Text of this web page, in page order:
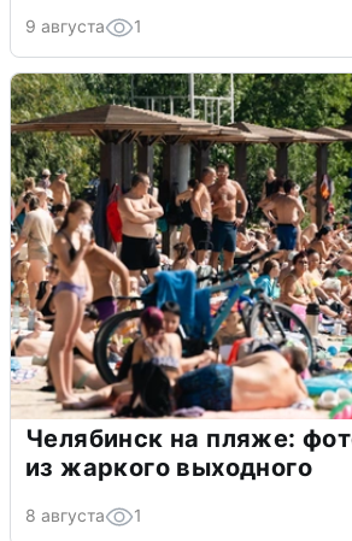
9 августа 1
Челябинск на пляже:
из жаркого выходного
8 августа 1